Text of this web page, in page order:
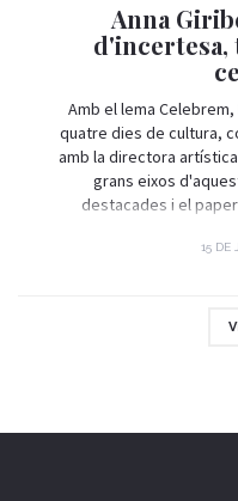
Anna
d'incertesa,
Amb el lema
quatre dies de cultura,
amb la directora
grans eixos
destacades i el
15 DE